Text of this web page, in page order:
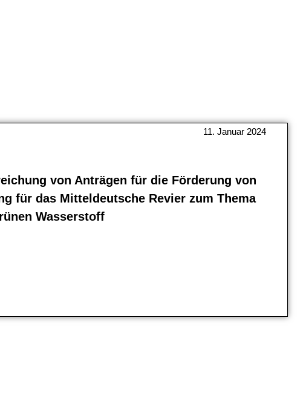
11. Januar 2024
von Anträgen für die Förderung von
für das Mitteldeutsche Revier zum Thema
Wasserstoff